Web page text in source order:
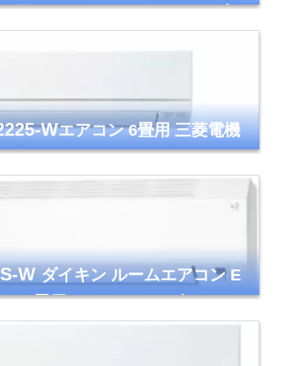
6畳 ホワイト 2024年モデル プラ
Wエアコン 6畳用 三菱電機
年モデル GVシリーズ ピュアホ
ト 清潔 除湿 単相100V
Wダイキン ルームエアコン E
に6畳用 ホワイト 2025年モデル